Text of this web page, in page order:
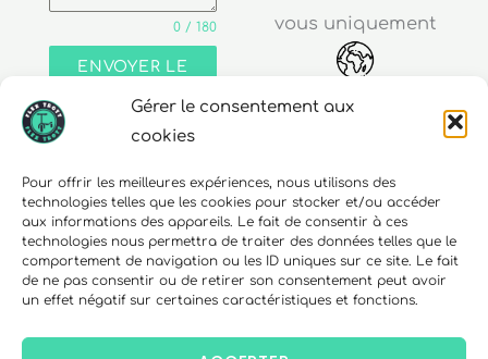
Gérer le consentement aux
cookies
Pour offrir les meilleures expériences, nous utilisons des
technologies telles que les cookies pour stocker et/ou accéder
aux informations des appareils. Le fait de consentir à ces
technologies nous permettra de traiter des données telles que le
comportement de navigation ou les ID uniques sur ce site. Le fait
de ne pas consentir ou de retirer son consentement peut avoir
un effet négatif sur certaines caractéristiques et fonctions.
0 / 180
ENVOYER LE
vous uniquement
30 rue Edouard Richard
68000 Colmar
Téléphone